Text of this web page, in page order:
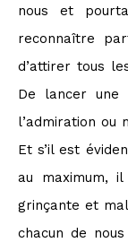
nous et
reconnaître
d’attirer tous
De lancer une
l’admiration ou
Et s’il est
au maximum,
grinçante et
chacun de